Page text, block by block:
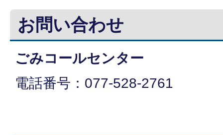
お問い合わせ
ごみコールセンター
電話番号：077-528-2761